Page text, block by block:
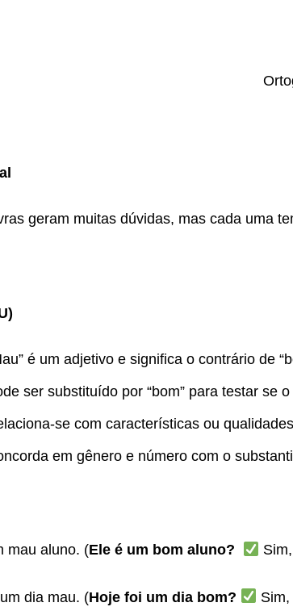
geram muitas dúvidas, mas cada uma
é um adjetivo e significa o contrário de
ser substituído por “bom” para testar se
se com características ou
em gênero e número com o
mau aluno. (Ele é um bom aluno?
dia mau. (Hoje foi um dia bom?